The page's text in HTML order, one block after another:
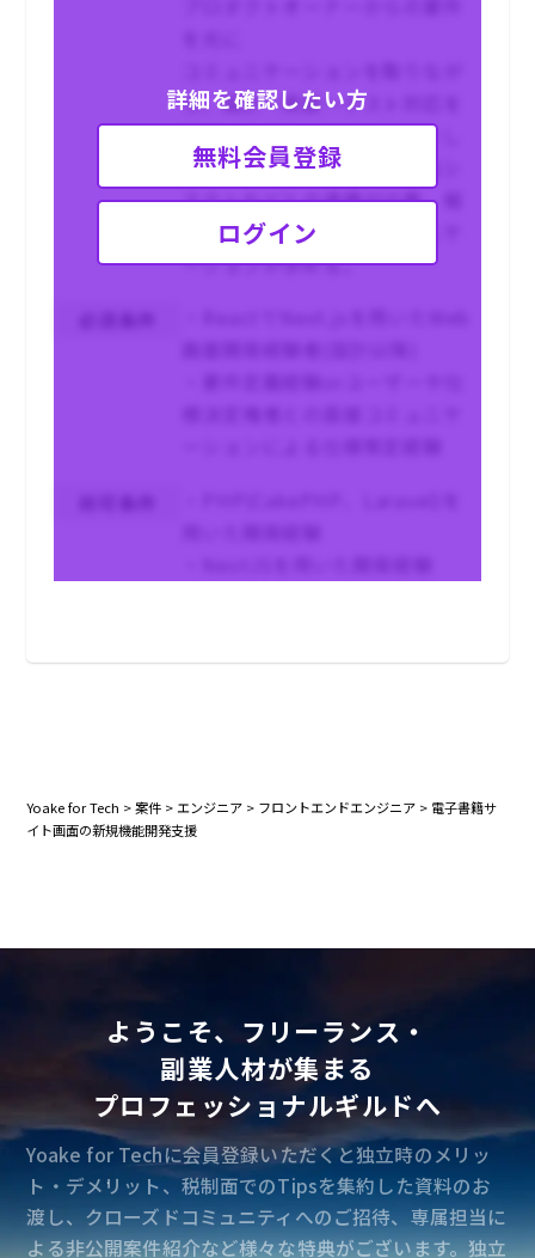
ら、設計～実装～テスト対応を
行う。スクラム形式で開発をし
ていて、データ量の多い会員シ
ステムなどとの連携が必要。報
連相などの自発的なコミュニケ
ーションが求める。
詳細を確認したい方
無料会員登録
ログイン
Yoake for Tech >案件 > エンジニア > フロントエンドエンジニア > 電子書籍サ
イト画面の新規機能開発支援
ようこそ、フリーランス・
副業人材が集まる
プロフェッショナルギルドへ
Yoake for Techに会員登録いただくと独立時のメリッ
ト・デメリット、税制面でのTipsを集約した資料のお
渡し、クローズドコミュニティへのご招待、専属担当に
よる非公開案件紹介など様々な特典がございます。独立